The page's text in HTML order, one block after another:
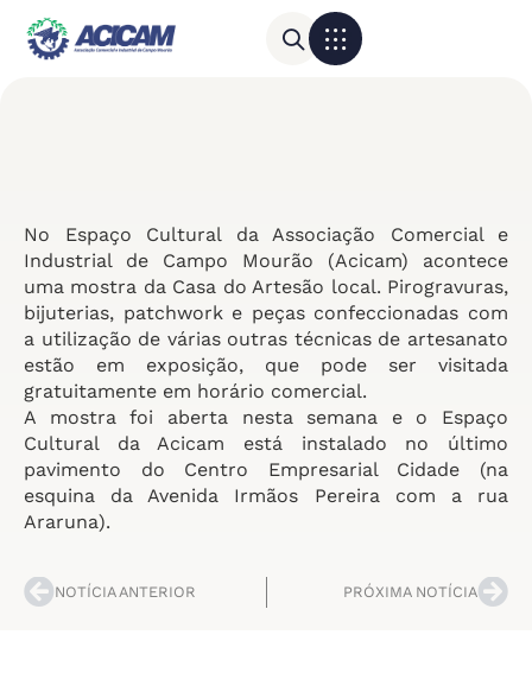
No Espaço Cultural da Associação Comercial e
Industrial de Campo Mourão (Acicam) acontece
uma mostra da Casa do Artesão local. Pirogravuras,
bijuterias, patchwork e peças confeccionadas com
a utilização de várias outras técnicas de artesanato
estão em exposição, que pode ser visitada
gratuitamente em horário comercial.
A mostra foi aberta nesta semana e o Espaço
Cultural da Acicam está instalado no último
pavimento do Centro Empresarial Cidade (na
esquina da Avenida Irmãos Pereira com a rua
Araruna).
NOTÍCIA ANTERIOR PRÓXIMA NOTÍCIA